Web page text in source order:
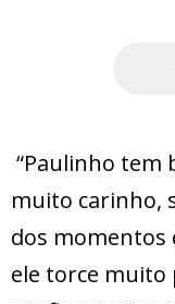
“Paulinho tem
muito carinho,
dos momentos
ele torce muito